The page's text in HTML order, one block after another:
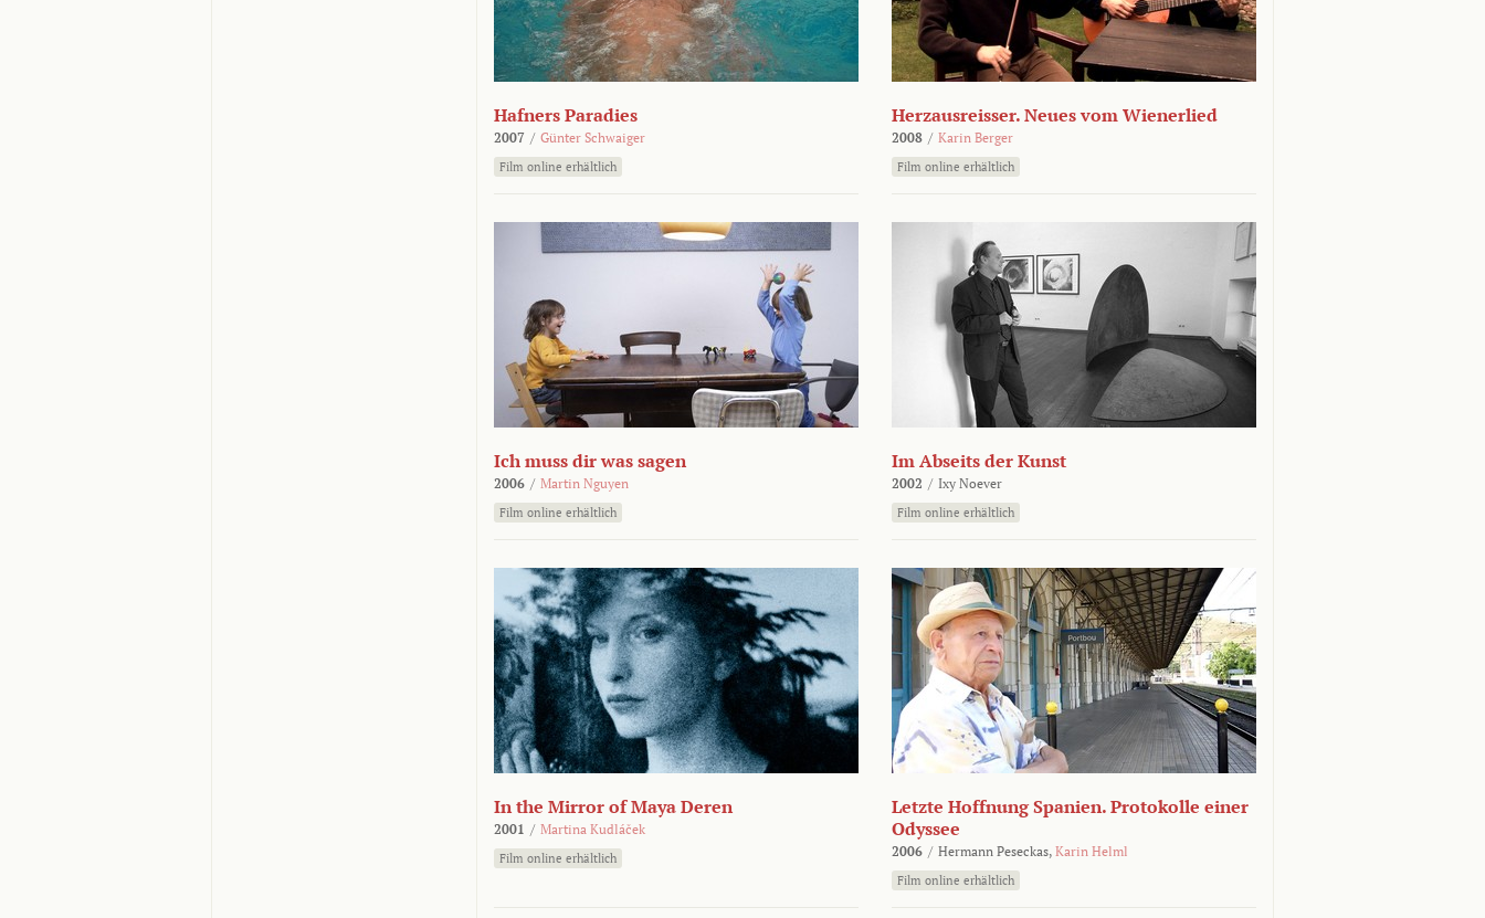
Hafners Paradies
2007 / Günter Schwaiger
Film online erhältlich
Herzausreisser. Neues vom Wienerlied
2008 / Karin Berger
Film online erhältlich
Ich muss dir was sagen
2006 / Martin Nguyen
Film online erhältlich
Im Abseits der Kunst
2002 / Ixy Noever
Film online erhältlich
In the Mirror of Maya Deren
2001 / Martina Kudláček
Film online erhältlich
Letzte Hoffnung Spanien. Protokolle einer
Odyssee
2006 / Hermann Peseckas, Karin Helml
Film online erhältlich